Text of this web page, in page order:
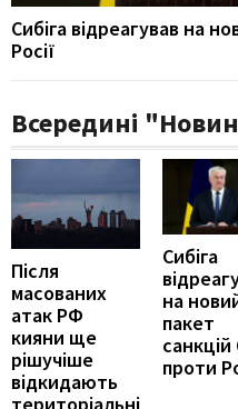
Сибіга відреагував на
Росії
Всередині
Після
масованих
атак РФ
кияни ще
рішучіше
відкидають
Сибіга
на
пакет
санкцій
проти